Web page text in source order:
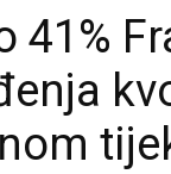
41%